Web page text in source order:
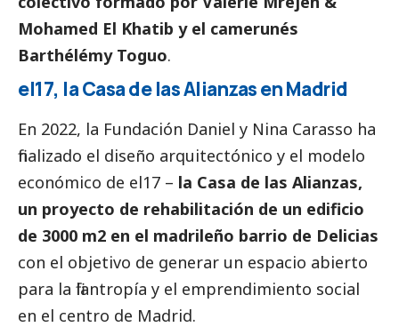
Mohamed El Khatib y el camerunés
Barthélémy Toguo.
el17, la Casa de las Alianzas en Madrid
En 2022, la Fundación Daniel y Nina Carasso ha
finalizado el diseño arquitectónico y el modelo
económico de el17 – la Casa de las Alianzas,
un proyecto de rehabilitación de un edificio
de 3000 m2 en el madrileño barrio de Delicias
con el objetivo de generar un espacio abierto
para la filantropía y el emprendimiento social
en el centro de Madrid.